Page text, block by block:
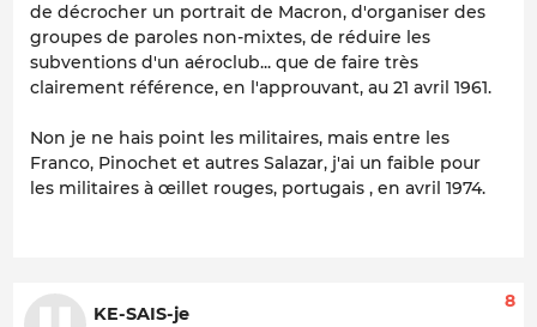
de décrocher un portrait de Macron, d'organiser des
groupes de paroles non-mixtes, de réduire les
subventions d'un aéroclub... que de faire très
clairement référence, en l'approuvant, au 21 avril 1961.
Non je ne hais point les militaires, mais entre les
Franco, Pinochet et autres Salazar, j'ai un faible pour
les militaires à œillet rouges, portugais , en avril 1974.
KE-SAIS-je
8